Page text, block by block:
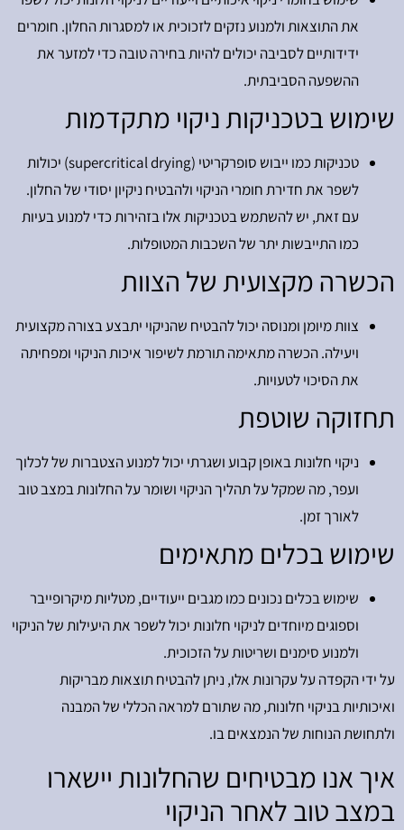
את התוצאות ולמנוע נזקים לזכוכית או למסגרות החלון. חומרים
ידידותיים לסביבה יכולים להיות בחירה טובה כדי למזער את
ההשפעה הסביבתית.
שימוש בטכניקות ניקוי מתקדמות
טכניקות כמו ייבוש סופרקריטי (supercritical drying) יכולות
לשפר את חדירת חומרי הניקוי ולהבטיח ניקיון יסודי של החלון.
עם זאת, יש להשתמש בטכניקות אלו בזהירות כדי למנוע בעיות
כמו התייבשות יתר של השכבות המטופלות.
הכשרה מקצועית של הצוות
צוות מיומן ומנוסה יכול להבטיח שהניקוי יתבצע בצורה מקצועית
ויעילה. הכשרה מתאימה תורמת לשיפור איכות הניקוי ומפחיתה
את הסיכוי לטעויות.
תחזוקה שוטפת
ניקוי חלונות באופן קבוע ושגרתי יכול למנוע הצטברות של לכלוך
ועפר, מה שמקל על תהליך הניקוי ושומר על החלונות במצב טוב
לאורך זמן.
שימוש בכלים מתאימים
שימוש בכלים נכונים כמו מגבים ייעודיים, מטליות מיקרופייבר
וספוגים מיוחדים לניקוי חלונות יכול לשפר את היעילות של הניקוי
ולמנוע סימנים ושריטות על הזכוכית.
על ידי הקפדה על עקרונות אלו, ניתן להבטיח תוצאות מבריקות
ואיכותיות בניקוי חלונות, מה שתורם למראה הכללי של המבנה
ולתחושת הנוחות של הנמצאים בו.
איך אנו מבטיחים שהחלונות יישארו
במצב טוב לאחר הניקוי